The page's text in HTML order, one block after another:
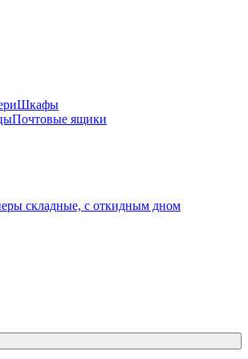
Шкафы
Почтовые ящики
складные, с откидным дном